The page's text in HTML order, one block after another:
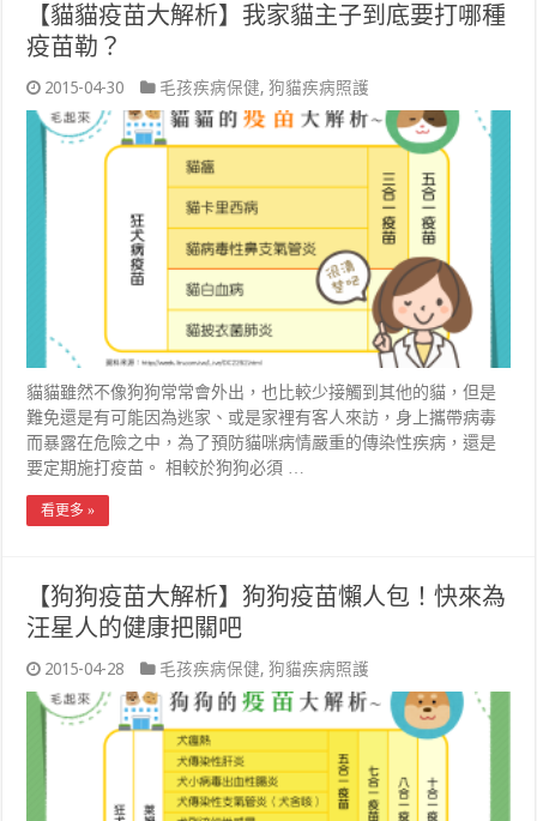
【貓貓疫苗大解析】我家貓主子到底要打哪種
疫苗勒？
2015-04-30 毛孩疾病保健,狗貓疾病照護
貓貓雖然不像狗狗常常會外出，也比較少接觸到其他的貓，但是
難免還是有可能因為逃家、或是家裡有客人來訪，身上攜帶病毒
而暴露在危險之中，為了預防貓咪病情嚴重的傳染性疾病，還是
要定期施打疫苗。 相較於狗狗必須 …
看更多 »
【狗狗疫苗大解析】狗狗疫苗懶人包！快來為
汪星人的健康把關吧
2015-04-28 毛孩疾病保健,狗貓疾病照護